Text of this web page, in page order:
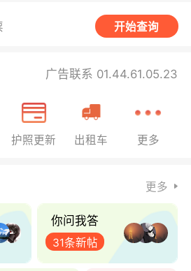
铁音乐家海选启动！
开始查询
广告联系 01.44.61.05.23
护照更新 出租车 更多
更多
你问我答
31条新帖